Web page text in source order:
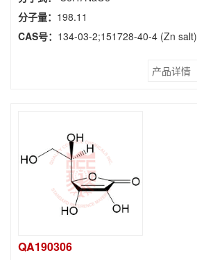
分子量： 198.11
CAS号： 134-03-2;151728-40-4 (Zn salt)
产品详情
QA190306